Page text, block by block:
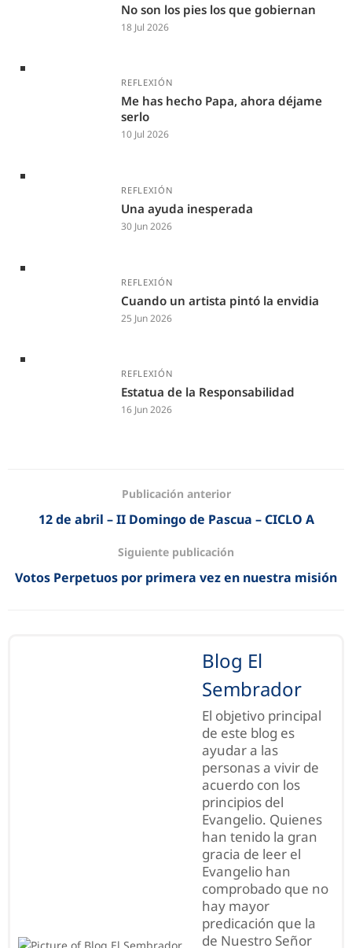
No son los pies los que gobiernan
18 Jul 2026
REFLEXIÓN
Me has hecho Papa, ahora déjame
serlo
10 Jul 2026
REFLEXIÓN
Una ayuda inesperada
30 Jun 2026
REFLEXIÓN
Cuando un artista pintó la envidia
25 Jun 2026
REFLEXIÓN
Estatua de la Responsabilidad
16 Jun 2026
Publicación anterior
12 de abril – II Domingo de Pascua – CICLO A
Siguiente publicación
Votos Perpetuos por primera vez en nuestra misión
Blog El
Sembrador
El objetivo principal
de este blog es
ayudar a las
personas a vivir de
acuerdo con los
principios del
Evangelio. Quienes
han tenido la gran
gracia de leer el
Evangelio han
comprobado que no
hay mayor
predicación que la
de Nuestro Señor